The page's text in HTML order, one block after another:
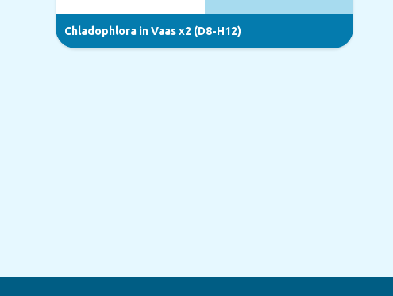
Chladophlora in Vaas x2 (D8-H12)